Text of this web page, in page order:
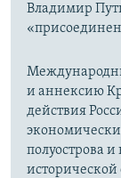
Владимир
и аннексию
действия
полуострова
исторической